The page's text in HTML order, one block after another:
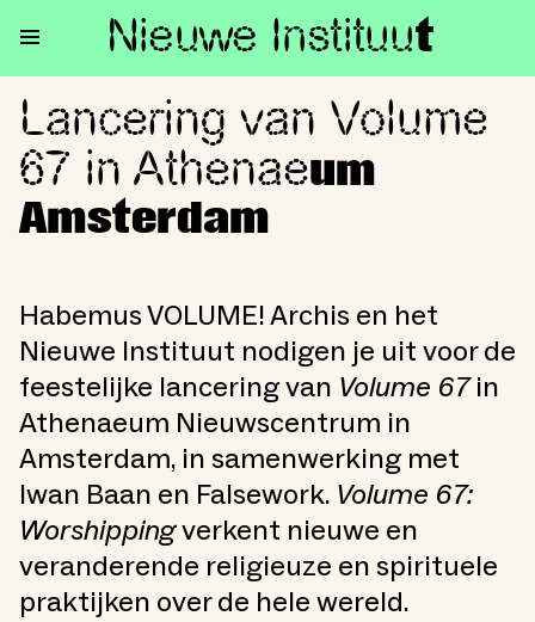
Nieuwe Instituut
Lancering van Volume 67 in
Lancering van Volume
67 in Athenaeum
Amsterdam
Habemus VOLUME! Archis en het
Nieuwe Instituut nodigen je uit voor de
feestelijke lancering van Volume 67in
Athenaeum Nieuwscentrum in
Amsterdam, in samenwerking met
Iwan Baan en Falsework. Volume 67:
Worshippingverkent nieuwe en
veranderende religieuze en spirituele
praktijken over de hele wereld.